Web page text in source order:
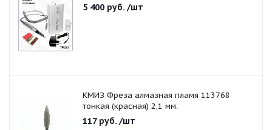
5 400 руб. /шт
КМИЗ Фреза алмазная пламя 113768
тонкая (красная) 2,1 мм.
117руб. /шт